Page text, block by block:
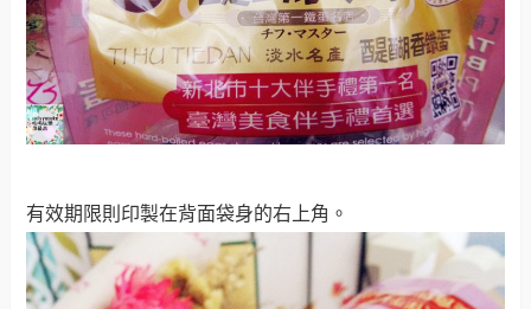
有效期限則印製在背面袋身的右上角 。